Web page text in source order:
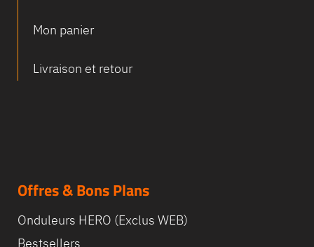
Mon panier
Livraison et retour
Offres & Bons Plans
Onduleurs HERO (Exclus WEB)
Bestsellers